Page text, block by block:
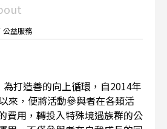
公益服務
打造善的向上循環，自2014年
來，便將活動參與者在各類活
費用，轉投入特殊境遇族群的公